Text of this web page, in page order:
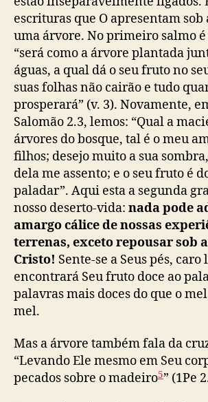
escrituras que O apresentam sob
uma árvore. No primeiro salmo
“será como a árvore plantada
águas, a qual dá o seu fruto no
suas folhas não cairão e tudo
prosperará” (v. 3). Novamente,
Salomão 2.3, lemos: “Qual a
árvores do bosque, tal é o meu
filhos; desejo muito a sua
dela me assento; e o seu fruto é
paladar”. Aqui esta a segunda
nosso deserto-vida: nada pode
amargo cálice de nossas
terrenas, exceto repousar sob
Cristo! Sente-se a Seus pés, caro
encontrará Seu fruto doce ao
palavras mais doces do que o
mel.
Mas a árvore também fala da
“Levando Ele mesmo em Seu
pecados sobre o madeiro5” (1Pe